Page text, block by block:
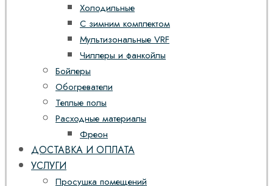
Холодильные
С зимним комплектом
Мультизональные VRF
Чиллеры и фанкойлы
Бойлеры
Обогреватели
Теплые полы
Расходные материалы
Фреон
ДОСТАВКА И ОПЛАТА
УСЛУГИ
Просушка помещений